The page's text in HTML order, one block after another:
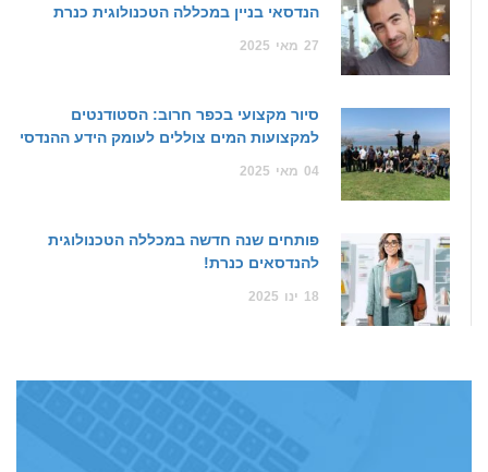
הנדסאי בניין במכללה הטכנולוגית כנרת
27 מאי 2025
סיור מקצועי בכפר חרוב: הסטודנטים
למקצועות המים צוללים לעומק הידע ההנדסי
04 מאי 2025
פותחים שנה חדשה במכללה הטכנולוגית
להנדסאים כנרת!
18 ינו 2025